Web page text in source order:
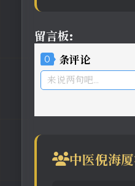
留言板:
0 条评论
来说两句吧...
中医倪海